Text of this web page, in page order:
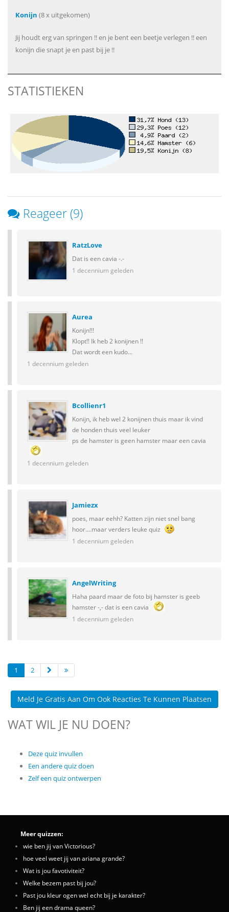
Konijn (8 x uitgekomen)
Jij houdt erg van springen !! en je bent een beetje verlegen !! een
konijn die snapt je en past bij je !!
STATISTIEKEN
Reageer (9)
RatzLove
Dat is een cavia -.-
1 decennium geleden
Aurea
Konijn!!!
Klopt!! Ik heb 2 konijnen !!
Dat wordt een kudo...
1 decennium geleden
Bcollienr1
Konijn, ik heb wel 2 konijnen thuis maar ik vind
de honden thuis veel leuker
ps de hamster is geen hamster maar een cavia
1 decennium geleden
Jamiezx
poes, maar eehh? Katten zijn niet snel bang
hoor....maar verders leuke quiz
1 decennium geleden
AngelWriting
Haha paard maar de foto bij hamster is geeb
hamster -,- dat is een cavia
1 decennium geleden
1 2
Meld Je Gratis Aan Om Ook Reacties Te Kunnen Plaatsen
WAT WIL JE NU DOEN?
Deze quiz invullen
Een andere quiz doen
Zelf een quiz ontwerpen
Meer quizzen:
wie ben jij van Victorious?
hoe veel weet jij van ariana grande?
Wat is jou favotiviteit?
Welke bezem past bij jou?
Past jou kleur ogen wel echt bij je karakter?
Ben jij een drama queen?